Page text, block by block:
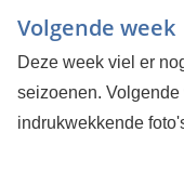
Volgende week
Deze week viel er
seizoenen.
indrukwekkende